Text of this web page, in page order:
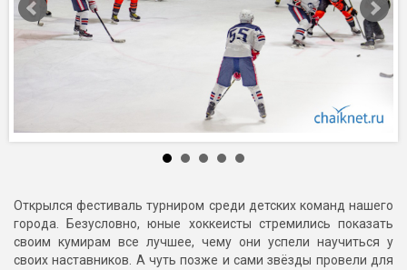
Открылся фестиваль турниром среди детских команд нашего
города. Безусловно, юные хоккеисты стремились показать
своим кумирам все лучшее, чему они успели научиться у
своих наставников. А чуть позже и сами звёзды провели для